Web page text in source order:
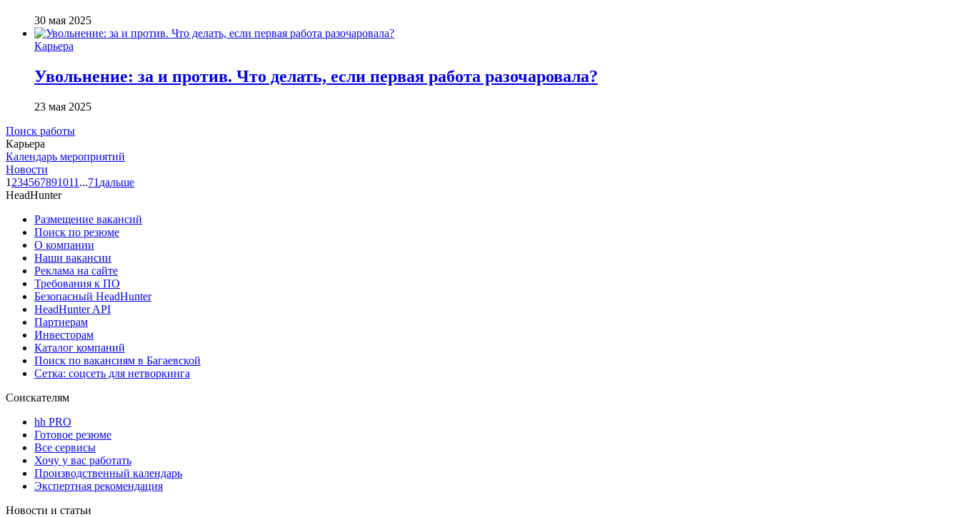
30 мая 2025
Карьера
Увольнение: за и против. Что делать, если первая работа разочаровала?
23 мая 2025
Поиск работы
Карьера
Календарь мероприятий
Новости
1 234567891011 ...71 дальше
HeadHunter
Размещение вакансий
Поиск по резюме
О компании
Наши вакансии
Реклама на сайте
Требования к ПО
Безопасный HeadHunter
HeadHunter API
Партнерам
Инвесторам
Каталог компаний
Поиск по вакансиям в Багаевской
Сетка: соцсеть для нетворкинга
Соискателям
hh PRO
Готовое резюме
Все сервисы
Хочу у вас работать
Производственный календарь
Экспертная рекомендация
Новости и статьи